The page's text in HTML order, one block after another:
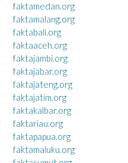
faktamedan.org
faktamalang.org
faktabali.org
faktaaceh.org
faktajambi.org
faktajabar.org
faktajateng.org
faktajatim.org
faktakalbar.org
faktariau.org
faktapapua.org
faktamaluku.org